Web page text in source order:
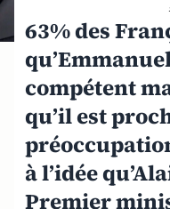
63% des
compétent
qu’il est
à l’idée
Premier